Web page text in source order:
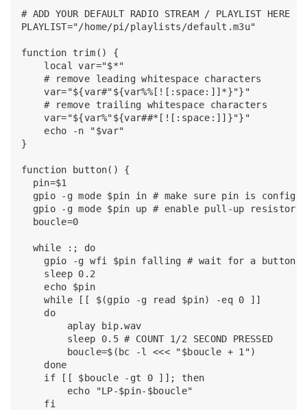
# ADD YOUR DEFAULT RADIO STREAM / PLAYLIST HERE -
PLAYLIST="/home/pi/playlists/default.m3u"
function trim() {
    local var="$*"
    # remove leading whitespace characters
    var="${var#"${var%%[![:space:]]*}"}"
    # remove trailing whitespace characters
    var="${var%"${var##*[![:space:]]}"}"
    echo -n "$var"
}
function button() {
  pin=$1
gpio -g mode $pin in # make sure pin is
  gpio -g mode $pin up # enable pull-up resistor
  boucle=0
  while :; do
gpio -g wfi $pin falling # wait for a button
    sleep 0.2
    echo $pin
    while [[ $(gpio -g read $pin) -eq 0 ]]
    do
        aplay bip.wav
        sleep 0.5 # COUNT 1/2 SECOND PRESSED
        boucle=$(bc -l <<< "$boucle + 1")
    done
    if [[ $boucle -gt 0 ]]; then
        echo "LP-$pin-$boucle"
    fi